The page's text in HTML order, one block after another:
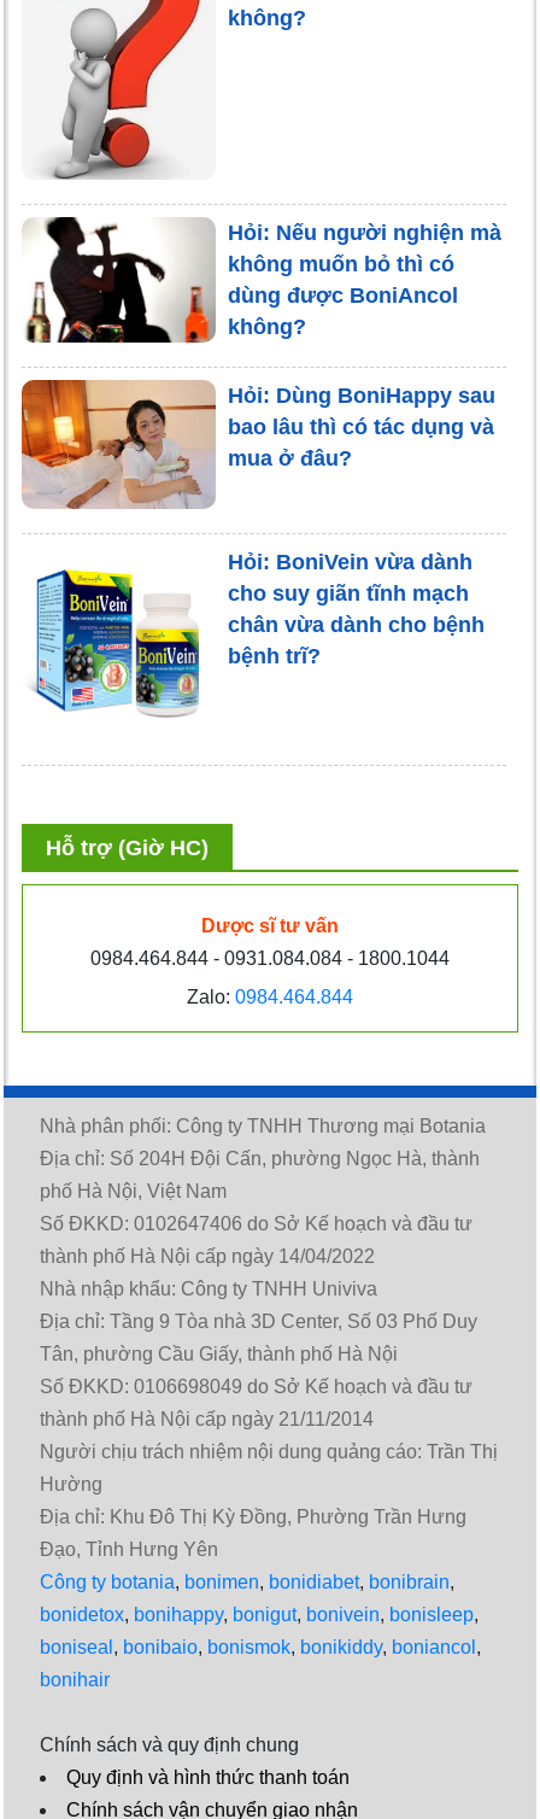
không?
Hỏi: Nếu người nghiện mà
không muốn bỏ thì có
dùng được BoniAncol
không?
Hỏi: Dùng BoniHappy sau
bao lâu thì có tác dụng và
mua ở đâu?
Hỏi: BoniVein vừa dành
cho suy giãn tĩnh mạch
chân vừa dành cho bệnh
bệnh trĩ?
Hỗ trợ (Giờ HC)
Dược sĩ tư vấn
0984.464.844 - 0931.084.084 - 1800.1044
Zalo: 0984.464.844
Nhà phân phối: Công ty TNHH Thương mại Botania
Địa chỉ: Số 204H Đội Cấn, phường Ngọc Hà, thành
phố Hà Nội, Việt Nam
Số ĐKKD: 0102647406 do Sở Kế hoạch và đầu tư
thành phố Hà Nội cấp ngày 14/04/2022
Nhà nhập khẩu: Công ty TNHH Univiva
Địa chỉ: Tầng 9 Tòa nhà 3D Center, Số 03 Phố Duy
Tân, phường Cầu Giấy, thành phố Hà Nội
Số ĐKKD: 0106698049 do Sở Kế hoạch và đầu tư
thành phố Hà Nội cấp ngày 21/11/2014
Người chịu trách nhiệm nội dung quảng cáo: Trần Thị
Hường
Địa chỉ: Khu Đô Thị Kỳ Đồng, Phường Trần Hưng
Đạo, Tỉnh Hưng Yên
Công ty botania, bonimen, bonidiabet, bonibrain,
bonidetox, bonihappy, bonigut, bonivein, bonisleep,
boniseal , bonibaio, bonismok, bonikiddy, boniancol ,
bonihair
Chính sách và quy định chung
Quy định và hình thức thanh toán
Chính sách vận chuyển giao nhận